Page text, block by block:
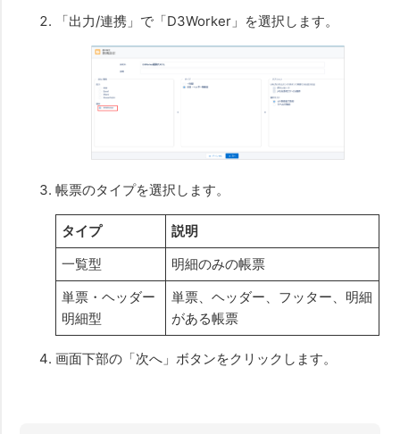
「出力/連携」で「D3Worker」を選択します。
帳票のタイプを選択します。
タイプ
説明
一覧型
明細のみの帳票
単票・ヘッダー
明細型
単票、ヘッダー、フッター、明細
がある帳票
画面下部の「次へ」ボタンをクリックします。